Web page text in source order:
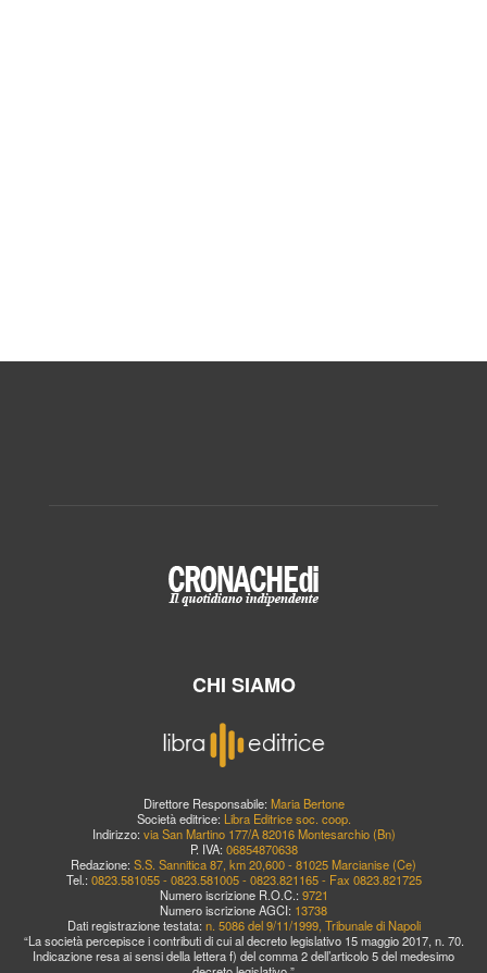
CHI SIAMO
Direttore Responsabile: Maria Bertone
Società editrice: Libra Editrice soc. coop.
Indirizzo: via San Martino 177/A 82016 Montesarchio (Bn)
P. IVA: 06854870638
Redazione: S.S. Sannitica 87, km 20,600 - 81025 Marcianise (Ce)
Tel.: 0823.581055 - 0823.581005 - 0823.821165 - Fax 0823.821725
Numero iscrizione R.O.C.: 9721
Numero iscrizione AGCI: 13738
Dati registrazione testata: n. 5086 del 9/11/1999, Tribunale di Napoli
“La società percepisce i contributi di cui al decreto legislativo 15 maggio 2017, n. 70.
Indicazione resa ai sensi della lettera f) del comma 2 dell’articolo 5 del medesimo